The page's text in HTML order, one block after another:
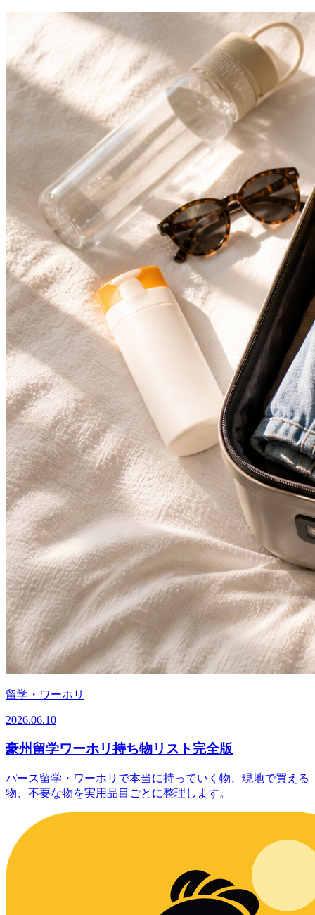
留学・ワーホリ
2026.06.10
豪州留学ワーホリ持ち物リスト完全版
パース留学・ワーホリで本当に持っていく物、現地で買える
物、不要な物を実用品目ごとに整理します。